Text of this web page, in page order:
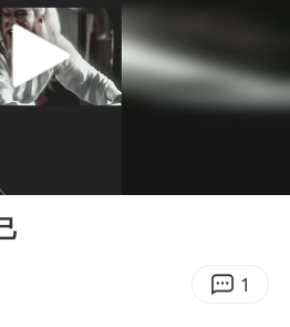
斯兰版北约”出现
军士兵把枪口对准中国记者 1